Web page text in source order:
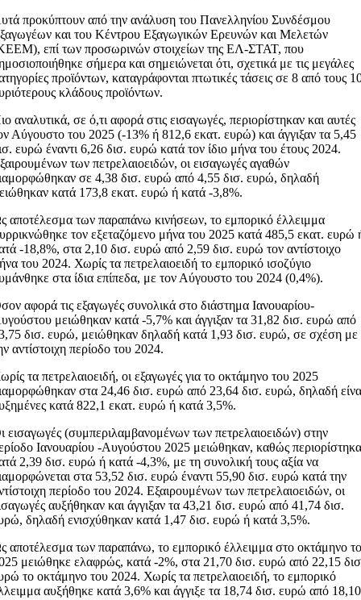
προκύπτουν από την ανάλυση του Πανελληνίου Συνδέσμου
και του Κέντρου Εξαγωγικών Ερευνών και Μελετών
επί των προσωρινών στοιχείων της ΕΛ-ΣΤΑΤ, που
σήμερα και σημειώνεται ότι, σχετικά με τις μεγάλες
προϊόντων, καταγράφονται πτωτικές τάσεις σε 8 από τους
κλάδους προϊόντων.
αναλυτικά, σε ό,τι αφορά στις εισαγωγές, περιορίστηκαν και αυτές
Αύγουστο του 2025 (-13% ή 812,6 εκατ. ευρώ) και άγγιξαν τα 5,45
ευρώ έναντι 6,26 δισ. ευρώ κατά τον ίδιο μήνα του έτους 2024.
των πετρελαιοειδών, οι εισαγωγές αγαθών
σε 4,38 δισ. ευρώ από 4,55 δισ. ευρώ, δηλαδή
κατά 173,8 εκατ. ευρώ ή κατά -3,8%.
αποτέλεσμα των παραπάνω κινήσεων, το εμπορικό έλλειμμα
τον εξεταζόμενο μήνα του 2025 κατά 485,5 εκατ. ευρώ
-18,8%, στα 2,10 δισ. ευρώ από 2,59 δισ. ευρώ τον αντίστοιχο
του 2024. Χωρίς τα πετρελαιοειδή το εμπορικό ισοζύγιο
στα ίδια επίπεδα, με τον Αύγουστο του 2024 (0,4%).
αφορά τις εξαγωγές συνολικά στο διάστημα Ιανουαρίου-
μειώθηκαν κατά -5,7% και άγγιξαν τα 31,82 δισ. ευρώ από
δισ. ευρώ, μειώθηκαν δηλαδή κατά 1,93 δισ. ευρώ, σε σχέση με
αντίστοιχη περίοδο του 2024.
τα πετρελαιοειδή, οι εξαγωγές για το οκτάμηνο του 2025
στα 24,46 δισ. ευρώ από 23,64 δισ. ευρώ, δηλαδή
κατά 822,1 εκατ. ευρώ ή κατά 3,5%.
εισαγωγές (συμπεριλαμβανομένων των πετρελαιοειδών) στην
Ιανουαρίου -Αυγούστου 2025 μειώθηκαν, καθώς
2,39 δισ. ευρώ ή κατά -4,3%, με τη συνολική τους αξία να
στα 53,52 δισ. ευρώ έναντι 55,90 δισ. ευρώ κατά την
περίοδο του 2024. Εξαιρουμένων των πετρελαιοειδών, οι
αυξήθηκαν και άγγιξαν τα 43,21 δισ. ευρώ από 41,74 δισ.
δηλαδή ενισχύθηκαν κατά 1,47 δισ. ευρώ ή κατά 3,5%.
αποτέλεσμα των παραπάνω, το εμπορικό έλλειμμα στο οκτάμηνο
μειώθηκε ελαφρώς, κατά -2%, στα 21,70 δισ. ευρώ από 22,15
το οκτάμηνο του 2024. Χωρίς τα πετρελαιοειδή, το εμπορικό
αυξήθηκε κατά 3,6% και άγγιξε τα 18,74 δισ. ευρώ από 18,10